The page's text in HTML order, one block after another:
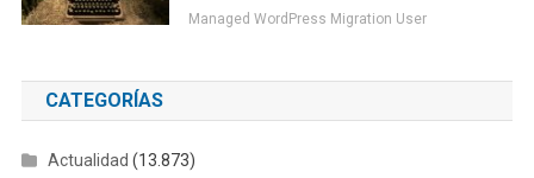
Managed WordPress Migration User
CATEGORÍAS
Actualidad (13.873)